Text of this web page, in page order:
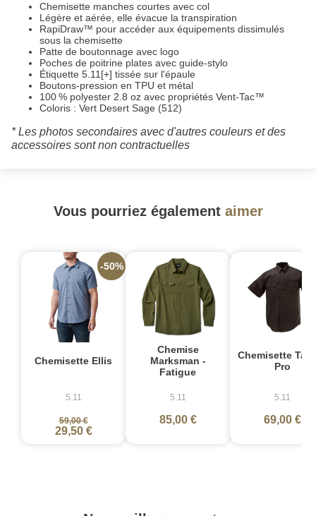
Chemisette manches courtes avec col
Légère et aérée, elle évacue la transpiration
RapiDraw™ pour accéder aux équipements dissimulés
sous la chemisette
Patte de boutonnage avec logo
Poches de poitrine plates avec guide-stylo
Étiquette 5.11[+] tissée sur l'épaule
Boutons-pression en TPU et métal
100 % polyester 2.8 oz avec propriétés Vent-Tac™
Coloris : Vert Desert Sage (512)
* Les photos secondaires avec d'autres couleurs et des
accessoires sont non contractuelles
Vous pourriez également aimer
Chemisette Ellis
5.11
59,00 €
29,50 €
-50%
Chemise
Marksman -
Fatigue
5.11
85,00 €
Chemisette
Pro
5.11
69,00 €